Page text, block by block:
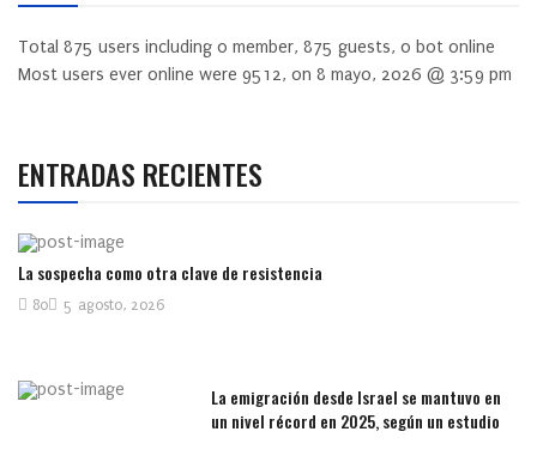
Total 875 users including 0 member, 875 guests, 0 bot online
Most users ever online were 9512, on 8 mayo, 2026 @ 3:59 pm
ENTRADAS RECIENTES
La sospecha como otra clave de resistencia
5 agosto, 2026
80
La emigración desde Israel se mantuvo en
un nivel récord en 2025, según un estudio